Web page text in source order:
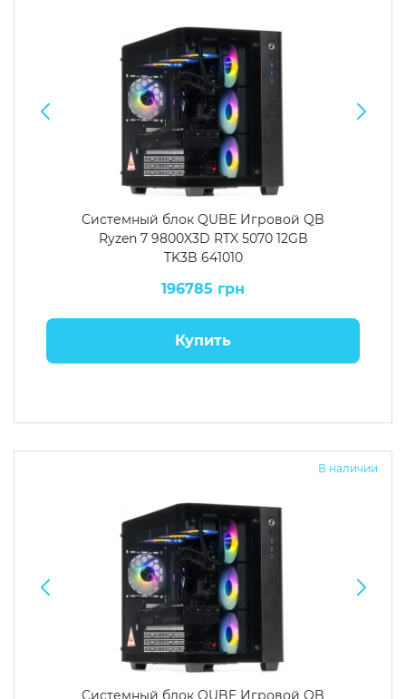
Системный блок QUBE Игровой QB
Ryzen 7 9800X3D RTX 5070 12GB
TK3B 641010
196785 грн
Купить
В наличии
Системный блок QUBE Игровой QB